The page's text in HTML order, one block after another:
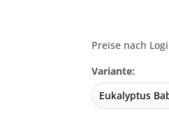
Preise nach
Variante: